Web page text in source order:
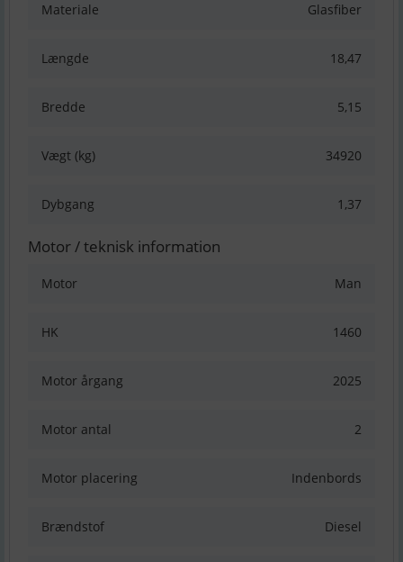
Materiale Glasfiber
Længde 18,47
Bredde 5,15
Vægt (kg) 34920
Dybgang 1,37
Motor / teknisk information
Motor Man
HK 1460
Motor årgang 2025
Motor antal 2
Motor placering Indenbords
Brændstof Diesel